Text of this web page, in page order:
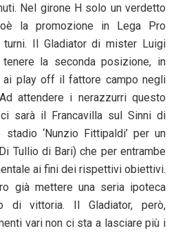
Nel girone H solo un verdetto
la promozione in Lega Pro
Il Gladiator di mister Luigi
la seconda posizione, in
ai play off il fattore campo negli
attendere i nerazzurri questo
sarà il Francavilla sul Sinni di
‘Nunzio Fittipaldi’ per un
Tullio di Bari) che per entrambe
ai fini dei rispettivi obiettivi.
già mettere una seria ipoteca
di vittoria. Il Gladiator, però,
vari non ci sta a lasciare più i